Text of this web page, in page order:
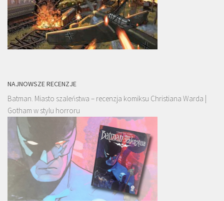
NAJNOWSZE RECENZJE
Batman. Miasto szaleństwa – recenzja komiksu Christiana Warda |
Gotham w stylu horroru